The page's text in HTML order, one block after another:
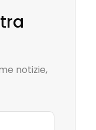
notizie,